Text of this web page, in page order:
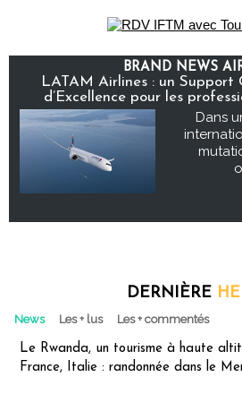
BRAND NEWS
LATAM Airlines : un Support
d’Excellence pour les
Dans
DERNIÈRE
News Les + lus Les + commentés
Le Rwanda, un tourisme à haute
France, Italie : randonnée dans le